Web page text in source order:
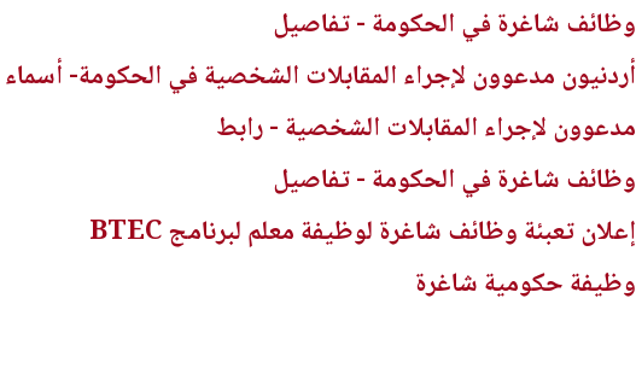
وظائف شاغرة في الحكومة - تفاصيل
أردنيون مدعوون لإجراء المقابلات الشخصية في الحكومة- أسماء
مدعوون لإجراء المقابلات الشخصية - رابط
وظائف شاغرة في الحكومة - تفاصيل
إعلان تعبئة وظائف شاغرة لوظيفة معلم لبرنامج BTEC
وظيفة حكومية شاغرة